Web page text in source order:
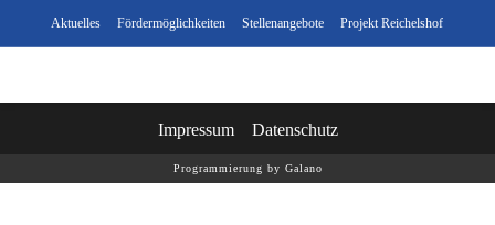
Aktuelles Fördermöglichkeiten Stellenangebote Projekt Reichelshof
Impressum Datenschutz
Programmierung by Galano